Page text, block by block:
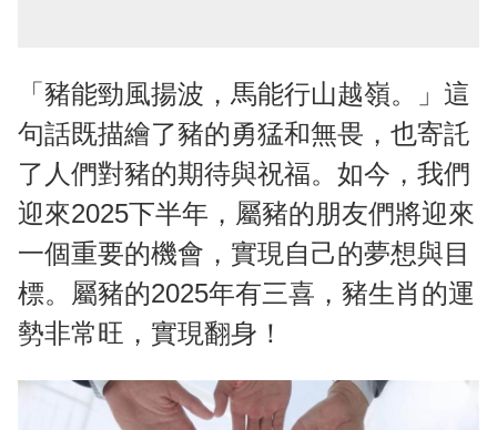
「豬能勁風揚波，馬能行山越嶺。」這
句話既描繪了豬的勇猛和無畏，也寄託
了人們對豬的期待與祝福。如今，我們
迎來2025下半年，屬豬的朋友們將迎來
一個重要的機會，實現自己的夢想與目
標。屬豬的2025年有三喜，豬生肖的運
勢非常旺，實現翻身！